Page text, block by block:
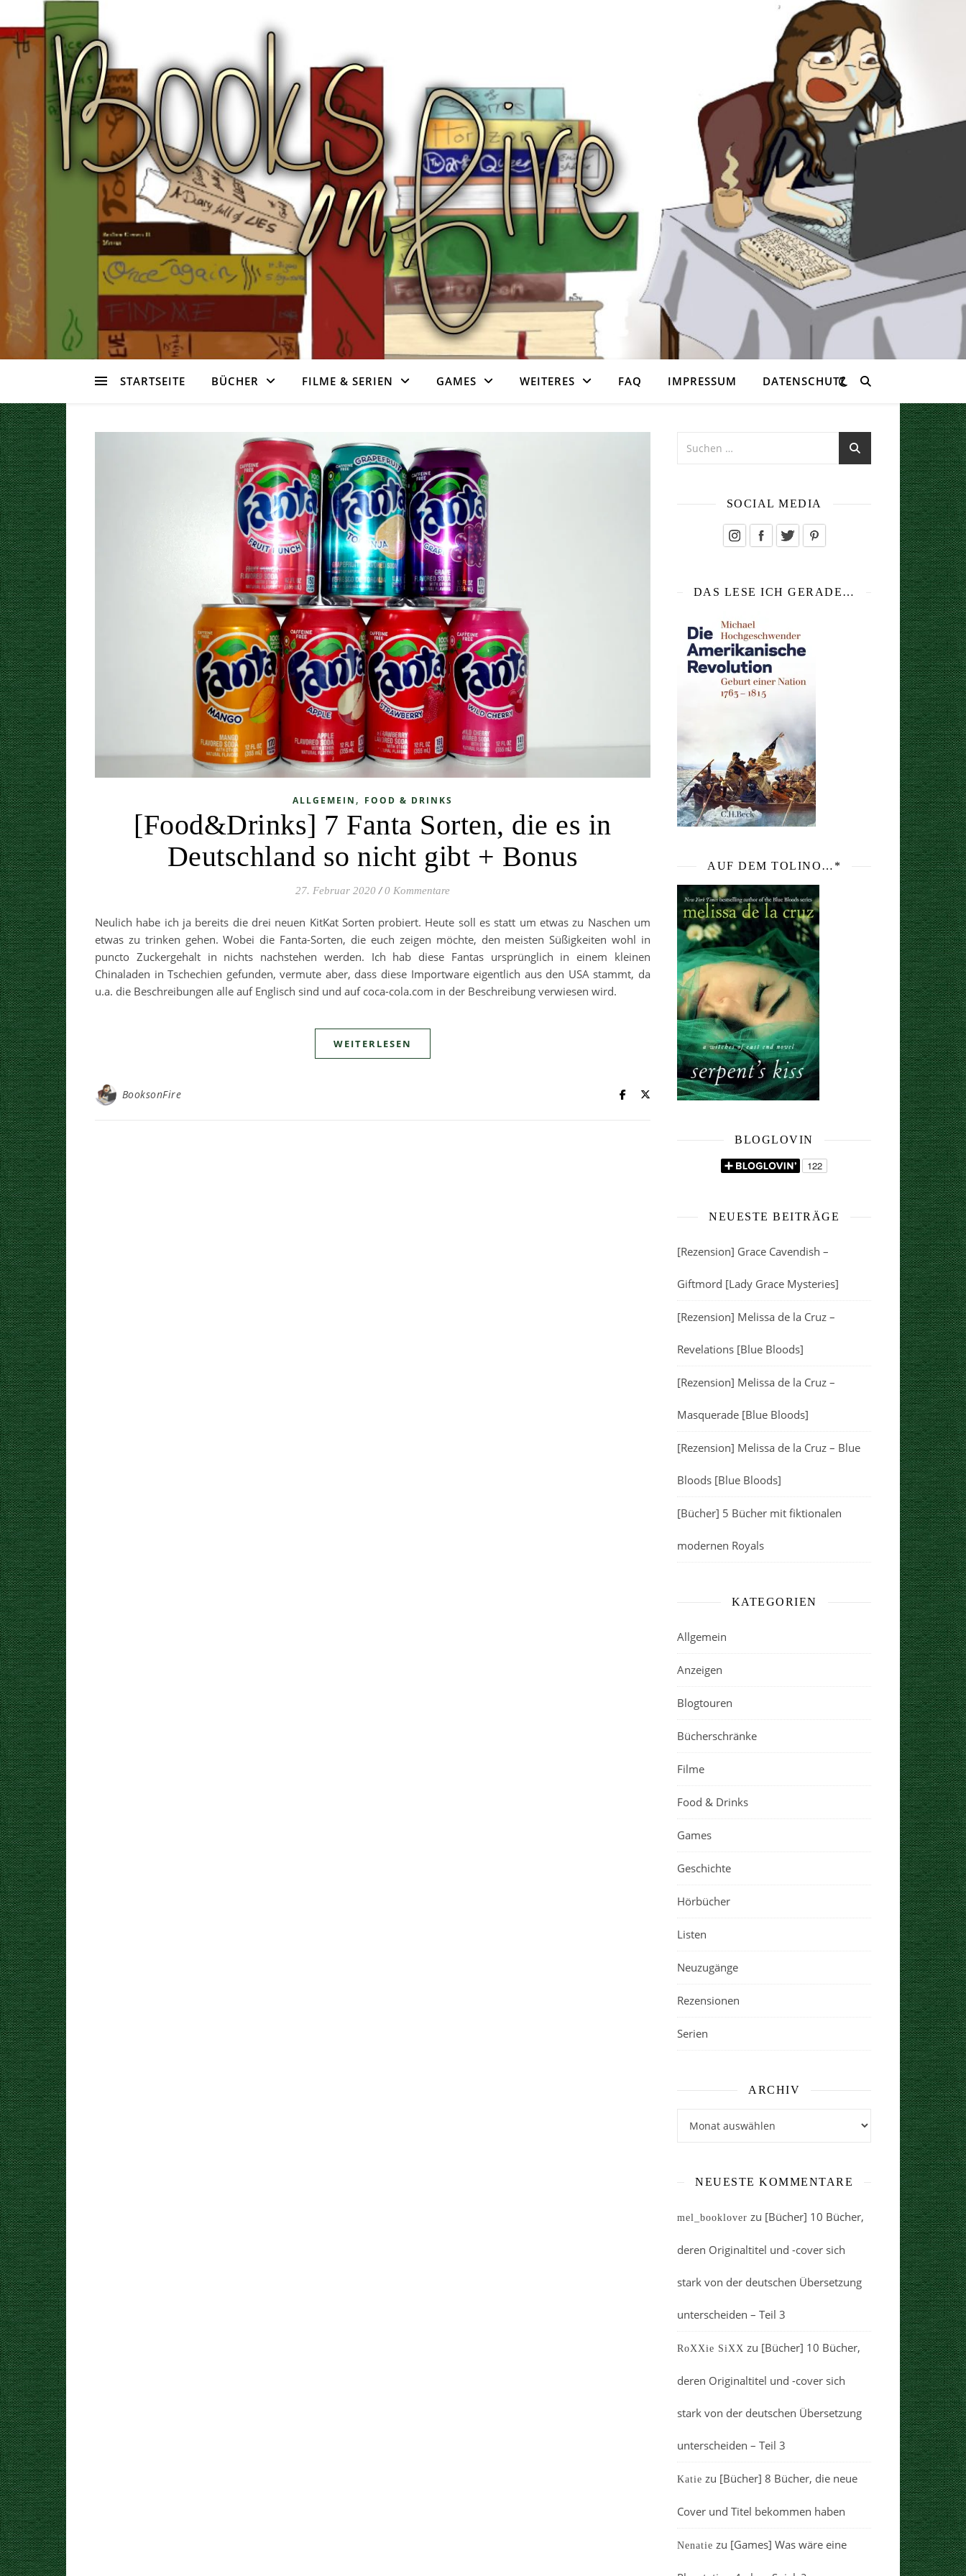
STARTSEITE BÜCHER FILME & SERIEN GAMES WEITERES FAQ IMPRESSUM DATENSCHUTZ
ALLGEMEIN , FOOD & DRINKS
[Food&Drinks] 7 Fanta Sorten, die es in
Deutschland so nicht gibt + Bonus
27. Februar 2020 / 0 Kommentare
Neulich habe ich ja bereits die drei neuen KitKat Sorten probiert. Heute soll es statt um etwas zu Naschen um
etwas zu trinken gehen. Wobei die Fanta-Sorten, die euch zeigen möchte, den meisten Süßigkeiten wohl in
puncto Zuckergehalt in nichts nachstehen werden. Ich hab diese Fantas ursprünglich in einem kleinen
Chinaladen in Tschechien gefunden, vermute aber, dass diese Importware eigentlich aus den USA stammt, da
u.a. die Beschreibungen alle auf Englisch sind und auf coca-cola.com in der Beschreibung verwiesen wird.
WEITERLESEN
BooksonFire
SOCIAL MEDIA
DAS LESE ICH GERADE…
AUF DEM TOLINO…*
BLOGLOVIN
NEUESTE BEITRÄGE
[Rezension] Grace Cavendish –
Giftmord [Lady Grace Mysteries]
[Rezension] Melissa de la Cruz –
Revelations [Blue Bloods]
[Rezension] Melissa de la Cruz –
Masquerade [Blue Bloods]
[Rezension] Melissa de la Cruz – Blue
Bloods [Blue Bloods]
[Bücher] 5 Bücher mit fiktionalen
modernen Royals
KATEGORIEN
Allgemein
Anzeigen
Blogtouren
Bücherschränke
Filme
Food & Drinks
Games
Geschichte
Hörbücher
Listen
Neuzugänge
Rezensionen
Serien
ARCHIV
NEUESTE KOMMENTARE
mel_booklover zu [Bücher] 10 Bücher,
deren Originaltitel und -cover sich
stark von der deutschen Übersetzung
unterscheiden – Teil 3
RoXXie SiXX zu [Bücher] 10 Bücher,
deren Originaltitel und -cover sich
stark von der deutschen Übersetzung
unterscheiden – Teil 3
Katie zu [Bücher] 8 Bücher, die neue
Cover und Titel bekommen haben
Nenatie zu [Games] Was wäre eine